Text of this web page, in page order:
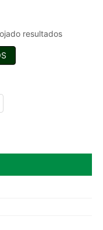
resultados